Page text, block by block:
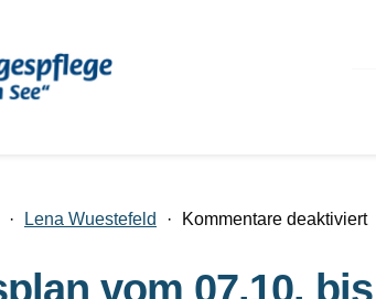
· Lena Wuestefeld · Kommentare deaktiviertfür
vom 07.10.